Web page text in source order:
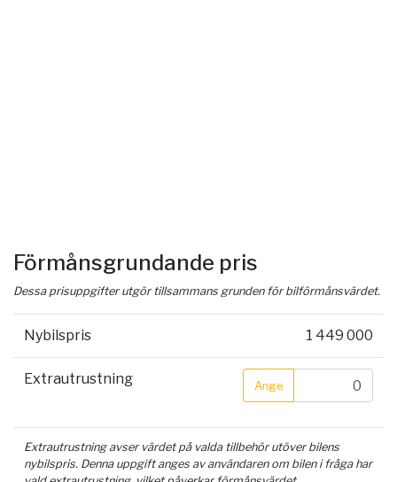
Förmånsgrundande pris
Dessa prisuppgifter utgör tillsammans grunden för bilförmånsvärdet.
Nybilspris 1 449 000
Extrautrustning Ange
Extrautrustning avser värdet på valda tillbehör utöver bilens
nybilspris. Denna uppgift anges av användaren om bilen i fråga har